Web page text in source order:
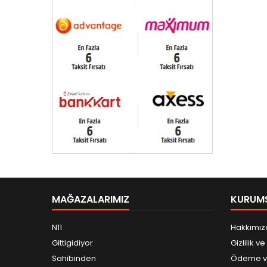
MAĞAZALARIMIZ
N11
Gittigidiyor
Sahibinden
Gizlilik
Ödeme